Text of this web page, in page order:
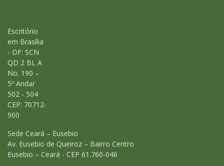
Escritório
em Brasília
- DF: SCN
QD 2 BL A
No. 190 –
5º Andar
502 - 504
CEP: 70712-
900
Sede Ceará – Eusebio
Av. Eusebio de Queiroz – Bairro Centro
Eusebio – Ceará - CEP 61.760-046